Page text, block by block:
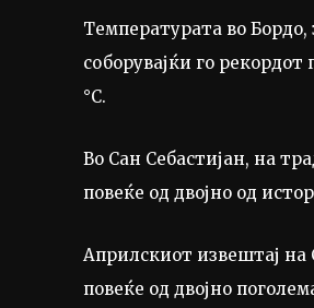
Температурата во
соборувајќи го
°C.
Во Сан Себастијан, на
повеќе од двојно од
Априлскиот извештај на
повеќе од двојно